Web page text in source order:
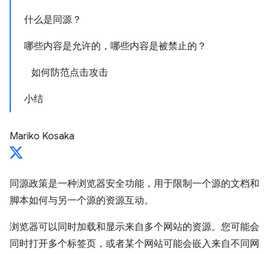
什么是同源？
哪些内容是允许的，哪些内容是被禁止的？
如何防范点击攻击
小结
Mariko Kosaka
同源政策是一种浏览器安全功能，用于限制一个源的文档和
脚本如何与另一个源的资源互动。
浏览器可以同时加载和显示来自多个网站的资源。您可能会
同时打开多个标签页，或者某个网站可能会嵌入来自不同网